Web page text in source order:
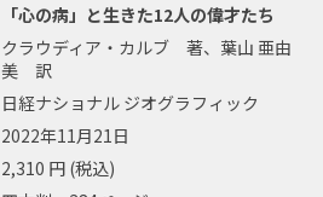
「心の病」と生きた12人の偉才たち
クラウディア・カルブ 著、葉山 亜由
美 訳
日経ナショナル ジオグラフィック
2022年11月21日
2,310 円 (税込)